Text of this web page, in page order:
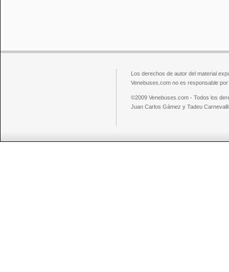
Los derechos de autor del material
Venebuses.com no es responsable
©2009 Venebuses.com - Todos los
Juan Carlos Gámez y Tadeu Carnevalli